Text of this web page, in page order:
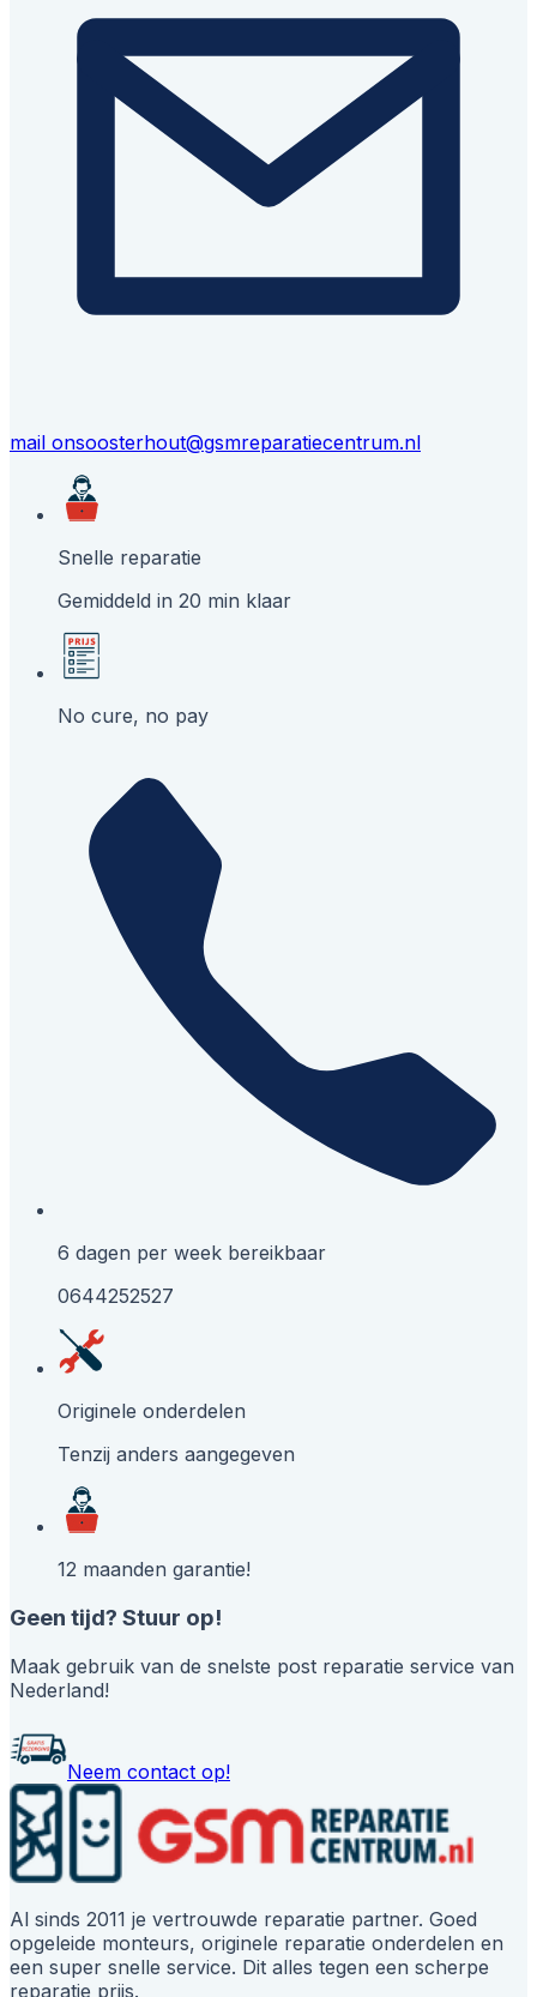
mail onsoosterhout@gsmreparatiecentrum.nl
Snelle reparatie
Gemiddeld in 20 min klaar
No cure, no pay
6 dagen per week bereikbaar
0644252527
Originele onderdelen
Tenzij anders aangegeven
12 maanden garantie!
Geen tijd? Stuur op!
Maak gebruik van de snelste post reparatie service van
Nederland!
Neem contact op!
Al sinds 2011 je vertrouwde reparatie partner. Goed
opgeleide monteurs, originele reparatie onderdelen en
een super snelle service. Dit alles tegen een scherpe
reparatie prijs.